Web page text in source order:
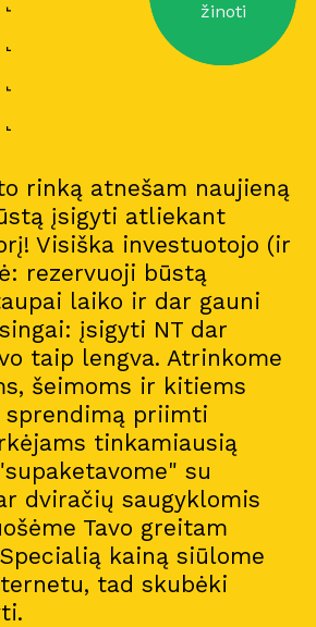
rinką atnešam naujieną
įsigyti atliekant
Visiška investuotojo (ir
rezervuoji būstą
laiko ir dar gauni
įsigyti NT dar
taip lengva. Atrinkome
šeimoms ir kitiems
sprendimą priimti
tinkamiausią
su
dviračių saugyklomis
Tavo greitam
kainą siūlome
tad skubėki
žinoti